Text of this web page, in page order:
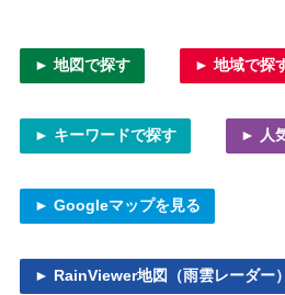
► 地図で探す ► 地域で探
► キーワードで探す ► 人
► Googleマップを見る
► RainViewer地図（雨雲レーダー